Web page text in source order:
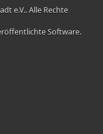
e.V.. Alle Rechte
Software.